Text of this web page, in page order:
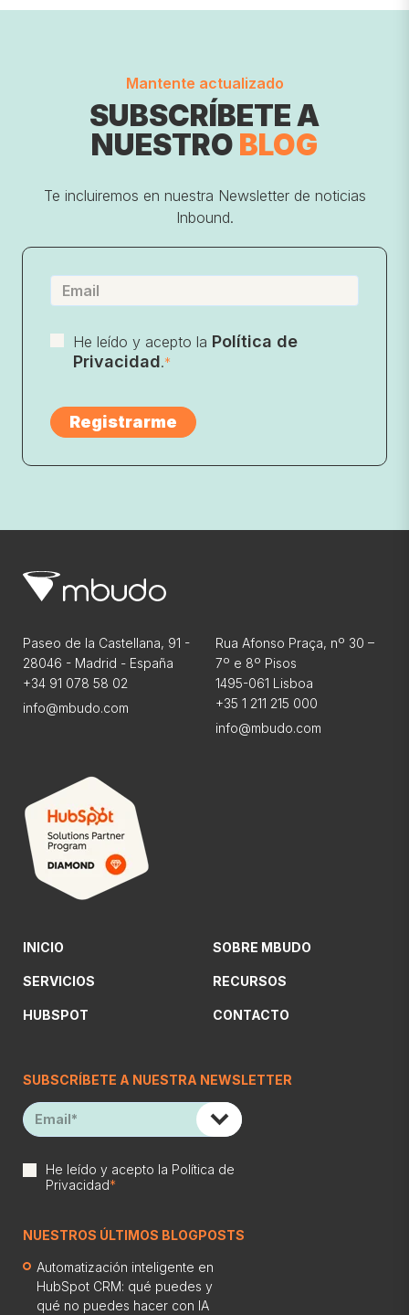
Mantente actualizado
SUBSCRÍBETE A
NUESTRO BLOG
Te incluiremos en nuestra Newsletter de noticias
Inbound.
He leído y acepto la Política de
Privacidad.*
Paseo de la Castellana, 91 -
28046 - Madrid - España
+34 91 078 58 02
info@mbudo.com
Rua Afonso Praça, nº 30 –
7º e 8º Pisos
1495-061 Lisboa
+35 1 211 215 000
info@mbudo.com
INICIO
SERVICIOS
HUBSPOT
SOBRE MBUDO
RECURSOS
CONTACTO
SUBSCRÍBETE A NUESTRA NEWSLETTER
He leído y acepto la Política de
Privacidad*
NUESTROS ÚLTIMOS BLOGPOSTS
Automatización inteligente en
HubSpot CRM: qué puedes y
qué no puedes hacer con IA